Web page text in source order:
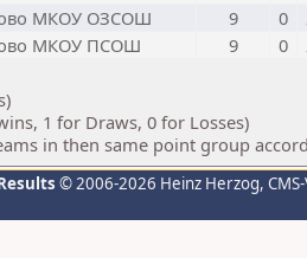
МКОУ ОЗСОШ 9 0
МКОУ ПСОШ 9 0
1 for Draws, 0 for Losses)
in then same point group
© 2006-2026 Heinz Herzog,